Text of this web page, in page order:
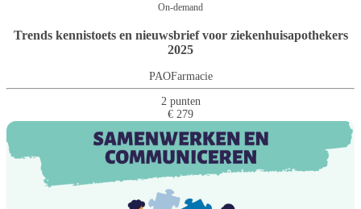
On-demand
Trends kennistoets en nieuwsbrief voor ziekenhuisapothekers
2025
PAOFarmacie
2 punten
€ 279